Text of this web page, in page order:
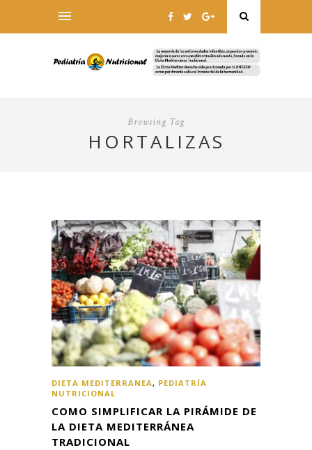
Browsing Tag
HORTALIZAS
DIETA MEDITERRANEA, PEDIATRÍA
NUTRICIONAL
COMO SIMPLIFICAR LA PIRÁMIDE DE
LA DIETA MEDITERRÁNEA
TRADICIONAL